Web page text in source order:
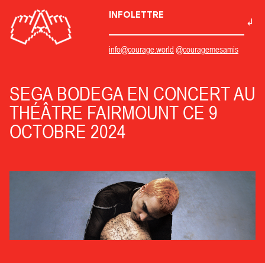
INFOLETTRE
info@courage.world @couragemesamis
SEGA BODEGA EN CONCERT AU
THÉÂTRE FAIRMOUNT CE 9
OCTOBRE 2024